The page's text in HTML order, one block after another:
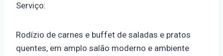
Serviço:
Rodízio de carnes e buffet de saladas e pratos
quentes, em amplo salão moderno e ambiente